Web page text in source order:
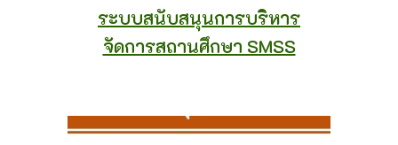
ระบบสนับสนุนการบริหาร
จัดการสถานศึกษา SMSS